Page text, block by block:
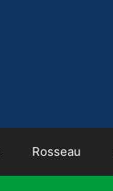
Rosseau